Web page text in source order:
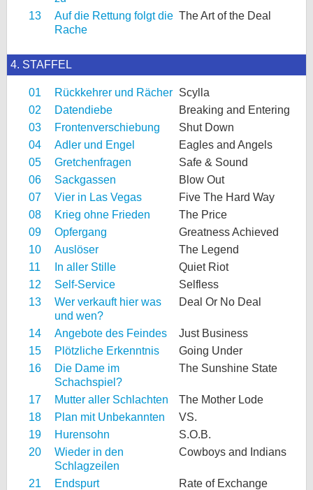
13
Auf die Rettung folgt die
Rache
The Art of the Deal
4. STAFFEL
01 Rückkehrer und Rächer Scylla
02
Datendiebe
Breaking and Entering
03
Frontenverschiebung
Shut Down
04
Adler und Engel
Eagles and Angels
05
Gretchenfragen
Safe & Sound
06
Sackgassen
Blow Out
07
Vier in Las Vegas
Five The Hard Way
08
Krieg ohne Frieden
The Price
09
Opfergang
Greatness Achieved
10
Auslöser
The Legend
11
In aller Stille
Quiet Riot
12
Self-Service
Selfless
13
Wer verkauft hier was
und wen?
Deal Or No Deal
14 Angebote des Feindes
Just Business
15
Plötzliche Erkenntnis
Going Under
16
Die Dame im
Schachspiel?
The Sunshine State
17 Mutter aller Schlachten
The Mother Lode
18
Plan mit Unbekannten
VS.
19
Hurensohn
S.O.B.
20
Wieder in den
Schlagzeilen
Cowboys and Indians
21 Endspurt
Rate of Exchange